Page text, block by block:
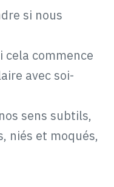
si nous
cela commence
avec soi-
sens subtils,
niés et moqués,